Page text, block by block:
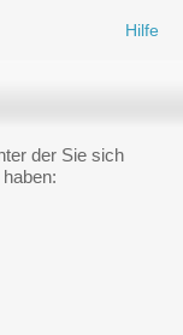
Hilfe
der Sie sich